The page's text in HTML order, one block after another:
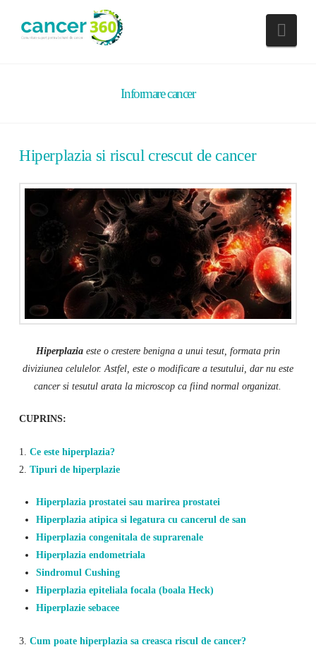
Informare cancer
Hiperplazia si riscul crescut de cancer
Hiperplaziaeste o crestere benigna a unui tesut, formata prin
diviziunea celulelor. Astfel, este o modificare a tesutului, dar nu este
cancer si tesutul arata la microscop ca fiind normal organizat.
CUPRINS:
1.
Ce este hiperplazia?
2. Tipuri de hiperplazie
Hiperplazia prostatei sau marirea prostatei
Hiperplazia atipica si legatura cu cancerul de san
Hiperplazia congenitala de suprarenale
Hiperplazia endometriala
Sindromul Cushing
Hiperplazia epiteliala focala (boala Heck)
Hiperplazie sebacee
3. Cum poate hiperplazia sa creasca riscul de cancer?